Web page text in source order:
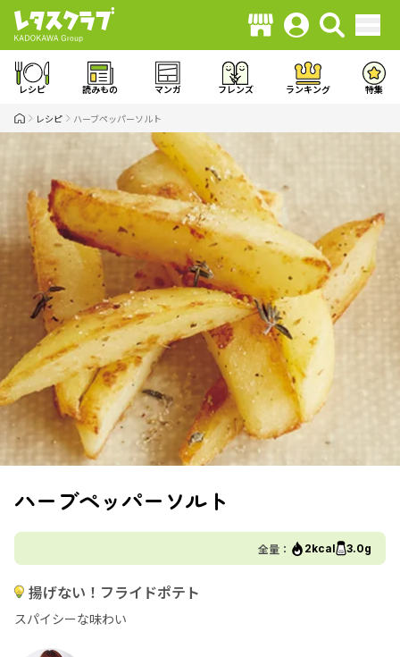
レシピ 読みもの マンガ フレンズ ランキング 特集
レシピ ハーブペッパーソルト
ハーブペッパーソルト
全量： 2kcal 3.0g
揚げない！フライドポテト
スパイシーな味わい